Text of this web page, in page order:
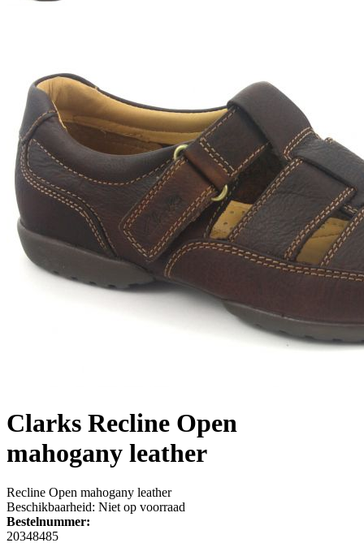
Clarks Recline Open
mahogany leather
Recline Open mahogany leather
Beschikbaarheid: Niet op voorraad
Bestelnummer:
20348485